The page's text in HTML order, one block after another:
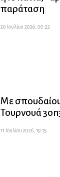
παράταση
20 Ιουλίου 2026, 00:22
Με
Τουρνουά
11 Ιουλίου 2026, 19:15